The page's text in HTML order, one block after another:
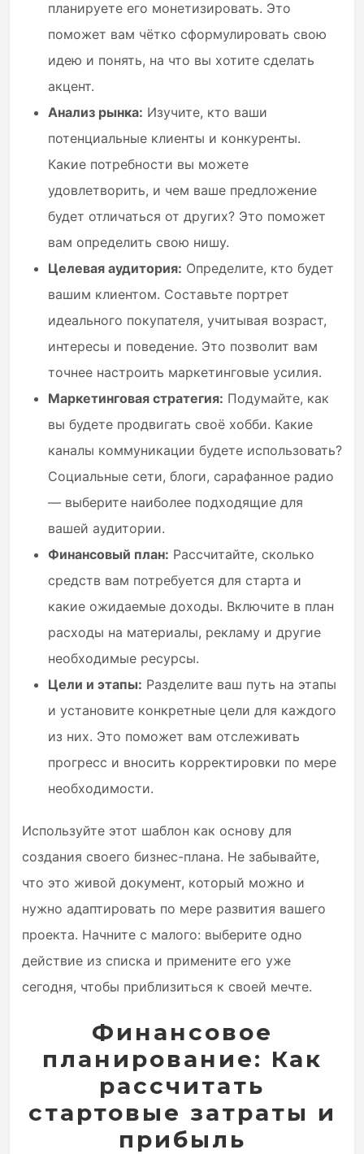
планируете его монетизировать. Это
поможет вам чётко сформулировать свою
идею и понять, на что вы хотите сделать
акцент.
Анализ рынка: Изучите, кто ваши
потенциальные клиенты и конкуренты.
Какие потребности вы можете
удовлетворить, и чем ваше предложение
будет отличаться от других? Это поможет
вам определить свою нишу.
Целевая аудитория: Определите, кто будет
вашим клиентом. Составьте портрет
идеального покупателя, учитывая возраст,
интересы и поведение. Это позволит вам
точнее настроить маркетинговые усилия.
Маркетинговая стратегия: Подумайте, как
вы будете продвигать своё хобби. Какие
каналы коммуникации будете использовать?
Социальные сети, блоги, сарафанное радио
— выберите наиболее подходящие для
вашей аудитории.
Финансовый план: Рассчитайте, сколько
средств вам потребуется для старта и
какие ожидаемые доходы. Включите в план
расходы на материалы, рекламу и другие
необходимые ресурсы.
Цели и этапы: Разделите ваш путь на этапы
и установите конкретные цели для каждого
из них. Это поможет вам отслеживать
прогресс и вносить корректировки по мере
необходимости.
Используйте этот шаблон как основу для
создания своего бизнес-плана. Не забывайте,
что это живой документ, который можно и
нужно адаптировать по мере развития вашего
проекта. Начните с малого: выберите одно
действие из списка и примените его уже
сегодня, чтобы приблизиться к своей мечте.
Финансовое
планирование: Как
рассчитать
стартовые затраты и
прибыль